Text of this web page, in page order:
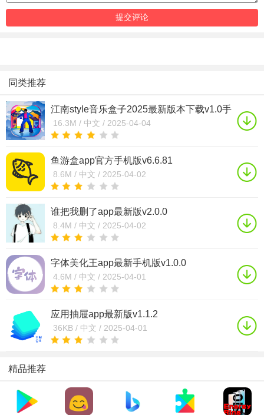
同类推荐
江南style音乐盒子2025最新版本下载v1.0手
机版
16.3M / 中文 / 2025-04-04
鱼游盒app官方手机版v6.6.81
8.6M / 中文 / 2025-04-02
谁把我删了app最新版v2.0.0
8.4M / 中文 / 2025-04-02
字体美化王app最新手机版v1.0.0
4.6M / 中文 / 2025-04-01
应用抽屉app最新版v1.1.2
36KB / 中文 / 2025-04-01
精品推荐